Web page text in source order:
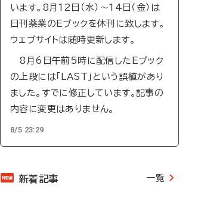
います。8月12日（水）～14日（金）は
日刊薬業のEブックを休刊に致します。
ウェブサイトは随時更新します。
8月6日午前5時に配信したEブック
の上段には「LAST」という誤植があり
ました。すでに修正しています。記事の
内容に変更はありません。
8/5 23:29
新着記事 一覧